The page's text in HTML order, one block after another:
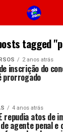
tagged
2 anos atrás
inscrição do
prorrogado
4 anos atrás
repudia atos de
agente penal